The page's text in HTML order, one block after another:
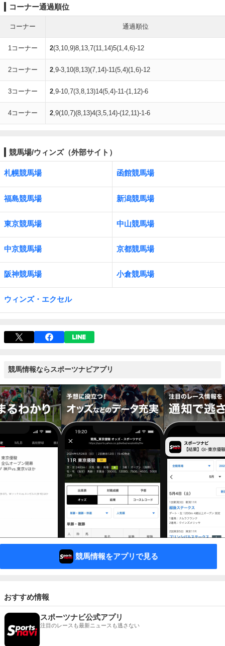
コーナー通過順位
コーナー 通過順位
1コーナー 2(3,10,9)8,13,7(11,14)5(1,4,6)-12
2コーナー 2,9-3,10(8,13)(7,14)-11(5,4)(1,6)-12
3コーナー 2,9-10,7(3,8,13)14(5,4)-11-(1,12)-6
4コーナー 2,9(10,7)(8,13)4(3,5,14)-(12,11)-1-6
競馬場/ウィンズ（外部サイト）
札幌競馬場 函館競馬場
福島競馬場 新潟競馬場
東京競馬場 中山競馬場
中京競馬場 京都競馬場
阪神競馬場 小倉競馬場
ウィンズ・エクセル
競馬情報ならスポーツナビアプリ
競馬情報をアプリで見る
おすすめ情報
スポーツナビ公式アプリ
注目のレースも最新ニュースも逃さない